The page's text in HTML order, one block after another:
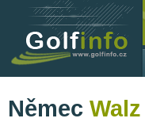
Němec